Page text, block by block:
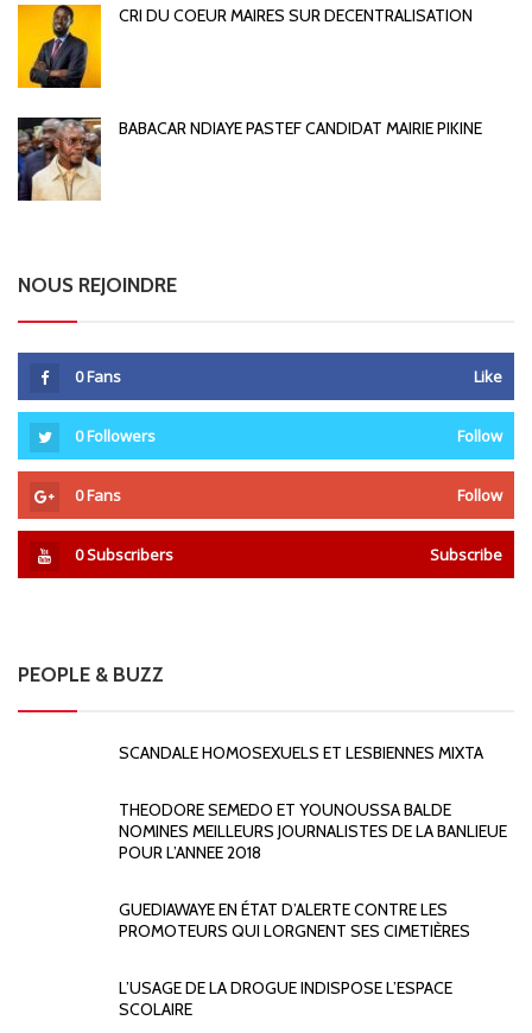
CRI DU COEUR MAIRES SUR DECENTRALISATION
BABACAR NDIAYE PASTEF CANDIDAT MAIRIE PIKINE
NOUS REJOINDRE
0Fans Like
0Followers Follow
0Fans Follow
0Subscribers Subscribe
PEOPLE & BUZZ
SCANDALE HOMOSEXUELS ET LESBIENNES MIXTA
THEODORE SEMEDO ET YOUNOUSSA BALDE
NOMINES MEILLEURS JOURNALISTES DE LA BANLIEUE
POUR L’ANNEE 2018
GUEDIAWAYE EN ÉTAT D’ALERTE CONTRE LES
PROMOTEURS QUI LORGNENT SES CIMETIÈRES
L’USAGE DE LA DROGUE INDISPOSE L’ESPACE
SCOLAIRE